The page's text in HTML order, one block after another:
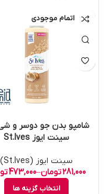
اتمام موجودی
شامپو بدن جو دوسر و شی
سینت ایوز St.Ives
سینت ایوز (St.Ives)
281,000تومان–
473,000
انتخاب گزینه ها